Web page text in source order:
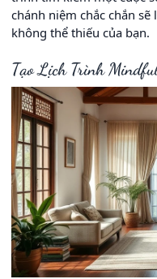
chánh niệm chắc chắn
không thể thiếu của bạn.
Tạo Lịch Trình